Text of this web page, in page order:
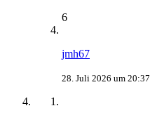
6
jmh67
28. Juli 2026 um 20:37